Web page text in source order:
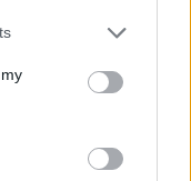
or more Google
You may click to
third-party tags to
in below Google